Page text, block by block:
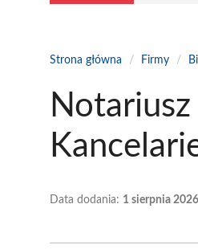
Strona główna / Firmy /
Data dodania: 1 sierpnia